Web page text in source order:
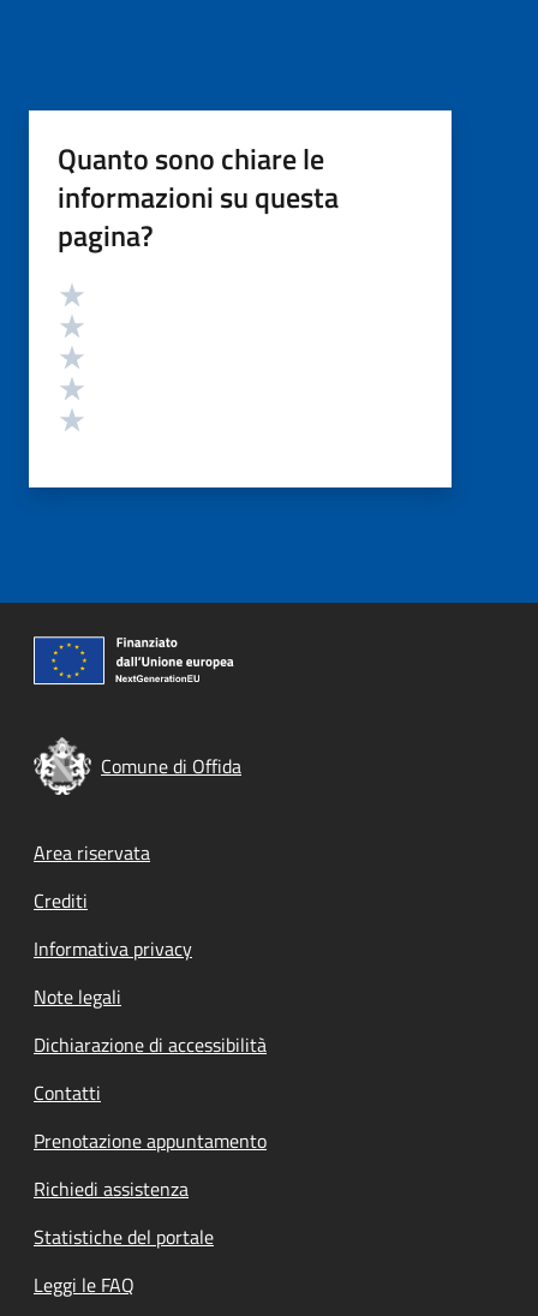
Quanto sono chiare le
informazioni su questa
pagina?
Valutazione
Comune di Offida
Footer menu
Area riservata
Crediti
Informativa privacy
Note legali
Dichiarazione di accessibilità
Contatti
Prenotazione appuntamento
Richiedi assistenza
Statistiche del portale
Leggi le FAQ